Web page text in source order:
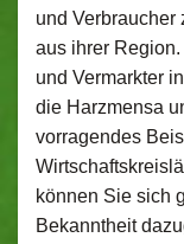
und Verbraucher
aus ihrer
und Vermarkter
die Harzmensa
vorragendes
können Sie sich
Bekanntheit